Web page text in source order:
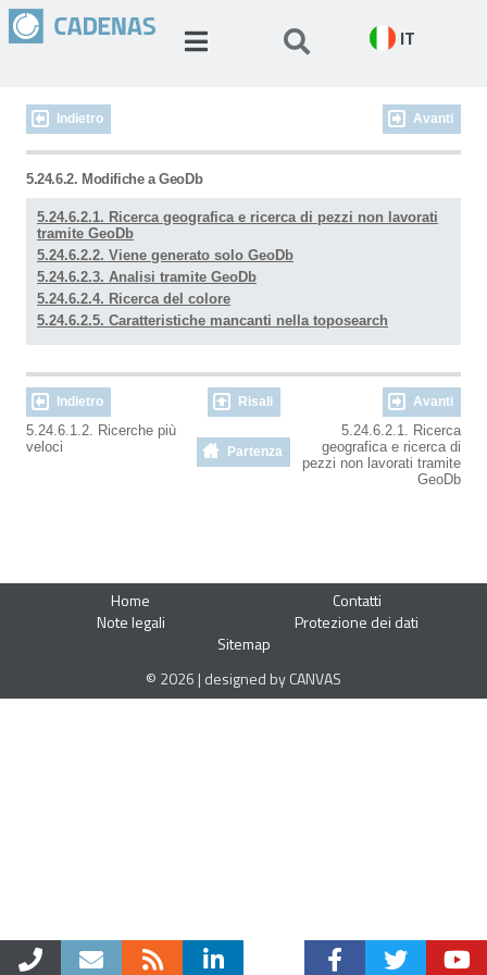
IT
Indietro Avanti
5.24.6.2. Modifiche a GeoDb
5.24.6.2.1. Ricerca geografica e ricerca di pezzi non lavorati
tramite GeoDb
5.24.6.2.2. Viene generato solo GeoDb
5.24.6.2.3. Analisi tramite GeoDb
5.24.6.2.4. Ricerca del colore
5.24.6.2.5. Caratteristiche mancanti nella toposearch
Indietro Risali Avanti
5.24.6.1.2. Ricerche più
veloci
Partenza
5.24.6.2.1. Ricerca
geografica e ricerca di
pezzi non lavorati tramite
GeoDb
Home
Contatti
Note legali
Protezione dei dati
Sitemap
© 2026 | designed by CANVAS